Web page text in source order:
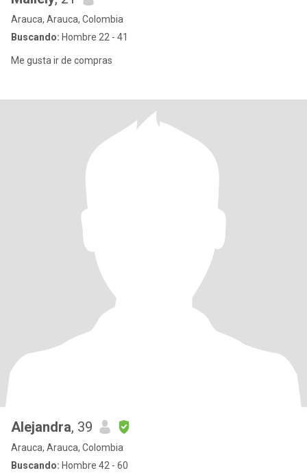
Arauca, Arauca, Colombia
Buscando: Hombre 22 - 41
Me gusta ir de compras
Alejandra, 39
Arauca, Arauca, Colombia
Buscando: Hombre 42 - 60